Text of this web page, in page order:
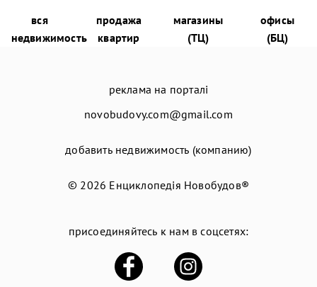
вся
недвижимость
продажа
квартир
магазины
(ТЦ)
офисы
(БЦ)
реклама на порталі
novobudovy.com@gmail.com
добавить недвижимость (компанию)
© 2026 Енциклопедія Новобудов®
присоединяйтесь к нам в соцсетях: